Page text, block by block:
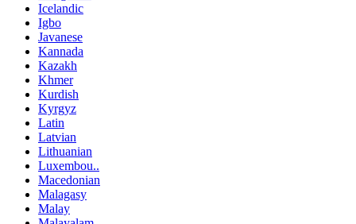
Icelandic
Igbo
Javanese
Kannada
Kazakh
Khmer
Kurdish
Kyrgyz
Latin
Latvian
Lithuanian
Luxembou..
Macedonian
Malagasy
Malay